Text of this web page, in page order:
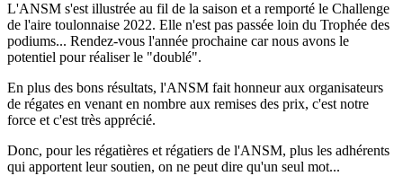
L'ANSM s'est illustrée au fil de la saison et a remporté le Challenge
de l'aire toulonnaise 2022. Elle n'est pas passée loin du Trophée des
podiums... Rendez-vous l'année prochaine car nous avons le
potentiel pour réaliser le "doublé".
En plus des bons résultats, l'ANSM fait honneur aux organisateurs
de régates en venant en nombre aux remises des prix, c'est notre
force et c'est très apprécié.
Donc, pour les régatières et régatiers de l'ANSM, plus les adhérents
qui apportent leur soutien, on ne peut dire qu'un seul mot...